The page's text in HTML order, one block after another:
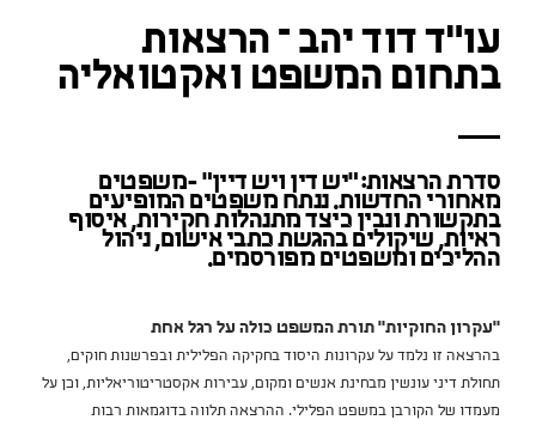
עו"ד דוד יהב – הרצאות
בתחום המשפט ואקטואליה
סדרת הרצאות: "יש דין ויש דיין" -משפטים
מאחורי החדשות. ננתח משפטים המופיעים
בתקשורת ונבין כיצד מתנהלות חקירות, איסוף
ראיות, שיקולים בהגשת כתבי אישום, ניהול
ההליכים ומשפטים מפורסמים.
"עקרון החוקיות" תורת המשפט כולה על רגל אחת
בהרצאה זו נלמד על עקרונות היסוד בחקיקה הפלילית ובפרשנות חוקים,
תחולת דיני עונשין מבחינת אנשים ומקום, עבירות אקסטריטוריאליות, וכן על
מעמדו של הקורבן במשפט הפלילי. ההרצאה תלווה בדוגמאות רבות